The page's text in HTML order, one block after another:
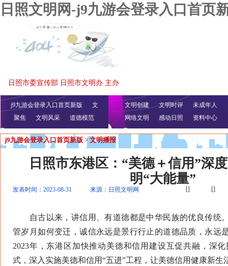
日照文明网-j9九游会登录入口首页
日照市委宣传部 日照市文明办 主办
j9九游会登录入口首页新版
文
明播报
公益视频
聚焦 文明风采 道德模范
文明创建 文明时评
未成年人
网络文明
感动日照 资料中心
j9九游会登录入口首页新版 > 文明播报
日照市东港区：“美德＋信用”深
明“大能量”
发表时间：2023-08-31 来源：日照文明网 [] []
自古以来，讲信用、有道德都是中华民族的优良传统
管岁月如何变迁，诚信永远是景行行止的道德品质，永远
2023年，东港区加快推动美德和信用建设互促共融，深
式，深入实施美德和信用“五进”工程，让美德信用健康新生